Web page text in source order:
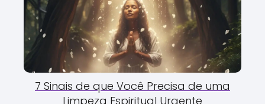
7 Sinais de que Você Precisa de uma
Limpeza Espiritual Urgente